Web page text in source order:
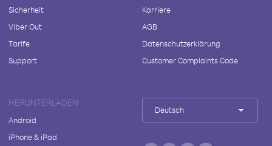
Sicherheit
Viber Out
Tarife
Support
Karriere
AGB
Datenschutzerklärung
Customer Complaints Code
HERUNTERLADEN
Android
iPhone & iPad
Deutsch